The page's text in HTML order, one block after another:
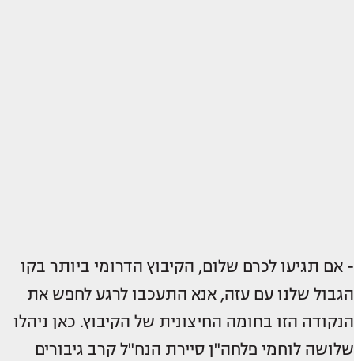
- אם תגיעו לכרם שלום, הקיבוץ הדרומי ביותר בקו
הגבול שלנו עם עזה, אנא התעכבו לרגע לחפש את
הנקודה הזו בחומה החיצונית של הקיבוץ. כאן ניהלו
שלושה לוחמי פלחה"ן סיירת הנח"ל קרב גיבורים